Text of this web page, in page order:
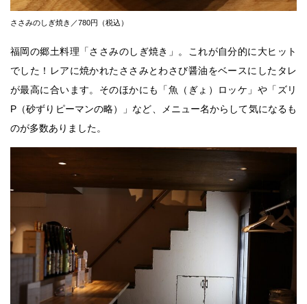
ささみのしぎ焼き／780円（税込）
福岡の郷土料理「ささみのしぎ焼き」。これが自分的に大ヒット
でした！レアに焼かれたささみとわさび醤油をベースにしたタレ
が最高に合います。そのほかにも「魚（ぎょ）ロッケ」や「ズリ
P（砂ずりピーマンの略）」など、メニュー名からして気になるも
のが多数ありました。